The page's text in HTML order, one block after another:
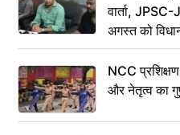
वार्ता,
अगस्त को
NCC
और नेतृत्व का